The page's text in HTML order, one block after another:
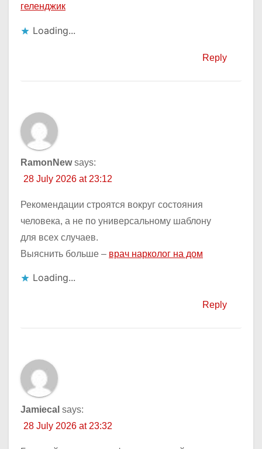
геленджик
Loading...
Reply
RamonNew says:
28 July 2026 at 23:12
Рекомендации строятся вокруг состояния
человека, а не по универсальному шаблону
для всех случаев.
Выяснить больше – врач нарколог на дом
Loading...
Reply
Jamiecal says:
28 July 2026 at 23:32